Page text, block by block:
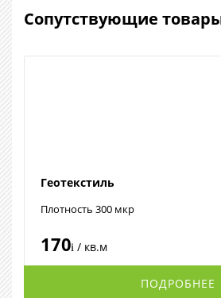
Сопутствующие
Геотекстиль
Плотность 300 мкр
170i / кв.м
ПОДРОБНЕЕ